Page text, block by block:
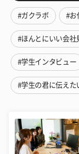
#ガクラボ #お
#ほんとにいい会社
#学生インタビュー
#学生の君に伝えた